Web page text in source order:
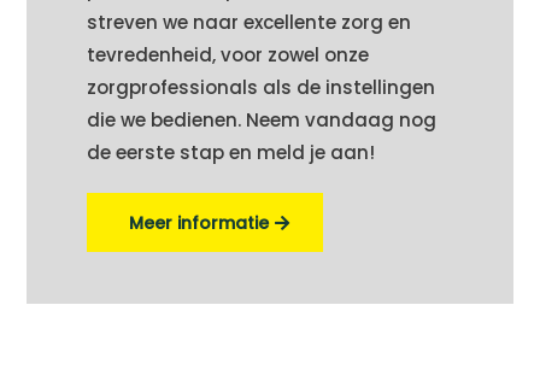
streven we naar excellente zorg en
tevredenheid, voor zowel onze
zorgprofessionals als de instellingen
die we bedienen. Neem vandaag nog
de eerste stap en meld je aan!
Meer informatie